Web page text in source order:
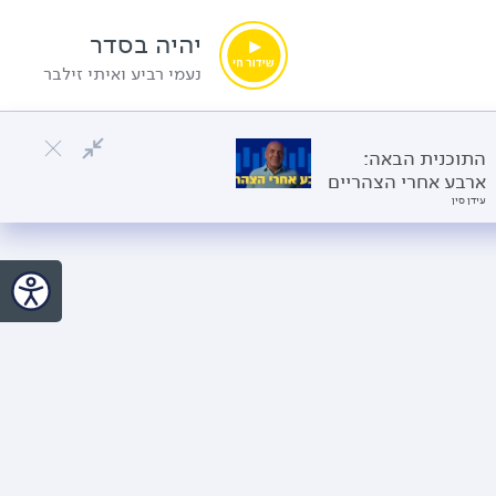
יהיה בסדר
נעמי רביע ואיתי זילבר
התוכנית הבאה:
ארבע אחרי הצהריים
עידן סין